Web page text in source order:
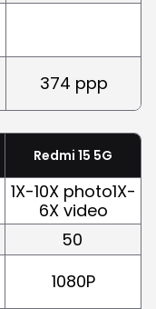
374 ppp
Redmi 15 5G
1X-10X photo1X-
6X video
50
1080P